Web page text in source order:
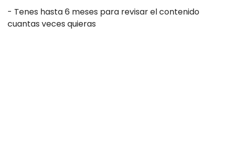
- Tenes hasta 6 meses para revisar el contenido
cuantas veces quieras